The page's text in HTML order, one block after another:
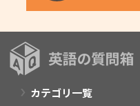
カテゴリ一覧